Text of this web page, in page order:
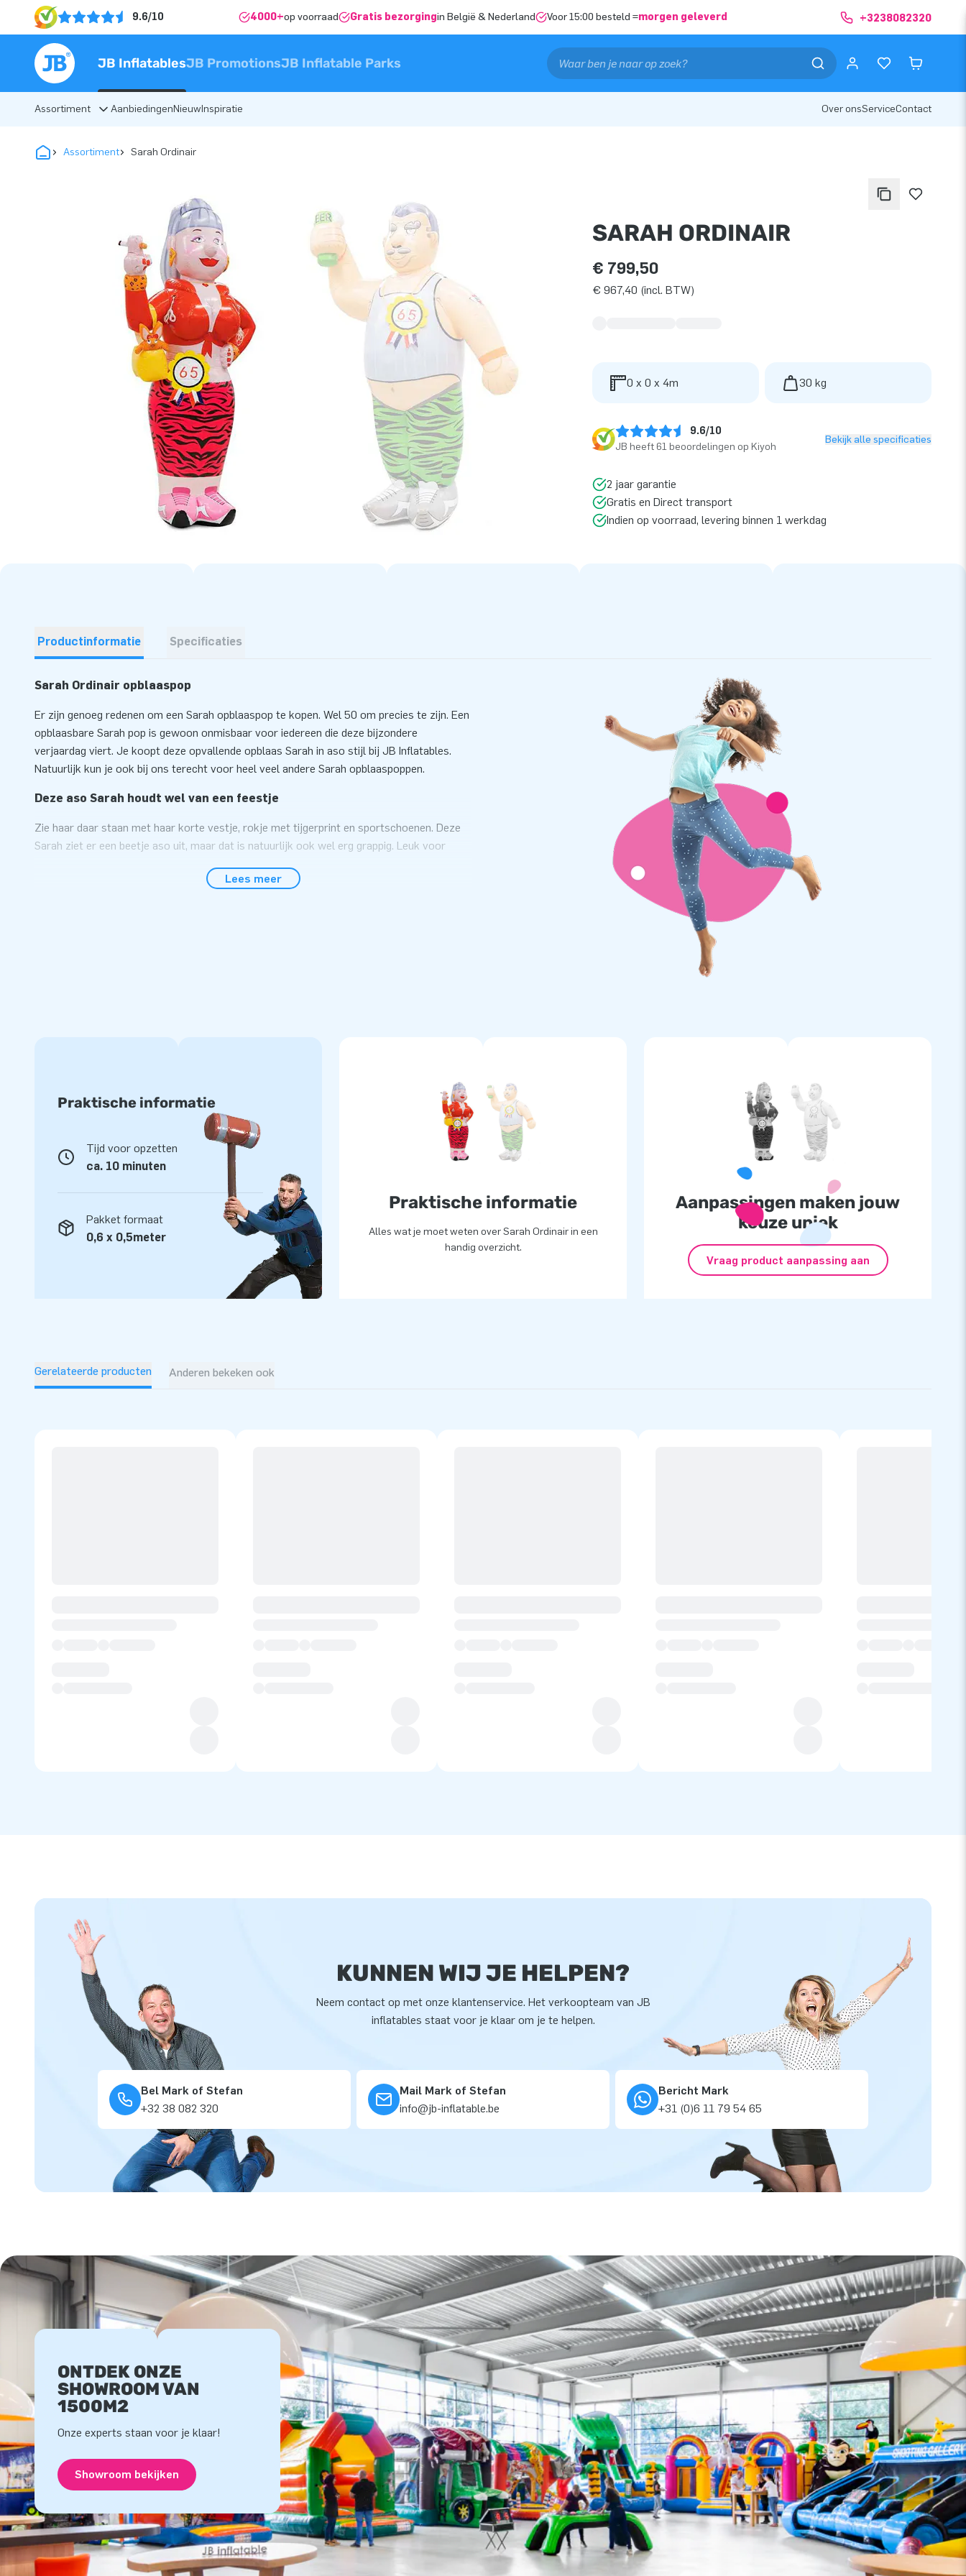
9.6/10 4000+op voorraad Gratis bezorgingin België & Nederland Voor 15:00 besteld =morgen geleverd +3238082320
JB InflatablesJB PromotionsJB Inflatable Parks
Assortiment AanbiedingenNieuwInspiratie Over onsServiceContact
Assortiment Sarah Ordinair
SARAH ORDINAIR
€ 799,50
€ 967,40 (incl. BTW)
0 x 0 x 4m 30 kg
9.6/10
JB heeft 61 beoordelingen op Kiyoh
Bekijk alle specificaties
2 jaar garantie
Gratis en Direct transport
Indien op voorraad, levering binnen 1 werkdag
Productinformatie Specificaties
Sarah Ordinair opblaaspop
Er zijn genoeg redenen om een Sarah opblaaspop te kopen. Wel 50 om precies te zijn. Een
opblaasbare Sarah pop is gewoon onmisbaar voor iedereen die deze bijzondere
verjaardag viert. Je koopt deze opvallende opblaas Sarah in aso stijl bij JB Inflatables.
Natuurlijk kun je ook bij ons terecht voor heel veel andere Sarah opblaaspoppen.
Deze aso Sarah houdt wel van een feestje
Zie haar daar staan met haar korte vestje, rokje met tijgerprint en sportschoenen. Deze
Sarah ziet er een beetje aso uit, maar dat is natuurlijk ook wel erg grappig. Leuk voor
allesbehalve standaard is. De pop wordt geleverd met een los setje cijfers van 0-9 en is
Lees meer
Praktische informatie
Tijd voor opzetten
ca. 10 minuten
Pakket formaat
0,6 x 0,5meter
Praktische informatie
Alles wat je moet weten over Sarah Ordinair in een
handig overzicht.
Aanpassingen maken jouw
keuze uniek
Vraag product aanpassing aan
Gerelateerde producten Anderen bekeken ook
KUNNEN WIJ JE HELPEN?
Neem contact op met onze klantenservice. Het verkoopteam van JB
inflatables staat voor je klaar om je te helpen.
Bel Mark of Stefan
+32 38 082 320
Mail Mark of Stefan
info@jb-inflatable.be
Bericht Mark
+31 (0)6 11 79 54 65
ONTDEK ONZE
SHOWROOM VAN
1500M2
Onze experts staan voor je klaar!
Showroom bekijken